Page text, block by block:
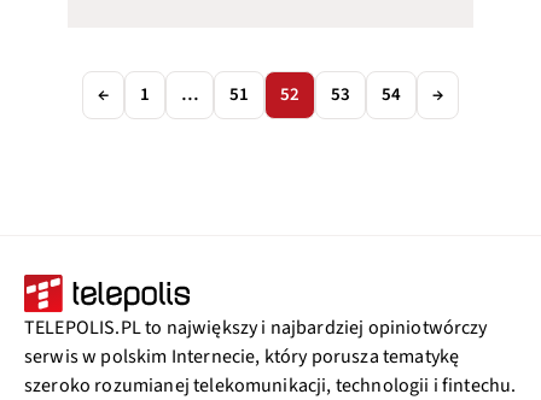
← 1 … 51 52 53 54 →
TELEPOLIS.PL to największy i najbardziej opiniotwórczy
serwis w polskim Internecie, który porusza tematykę
szeroko rozumianej telekomunikacji, technologii i fintechu.